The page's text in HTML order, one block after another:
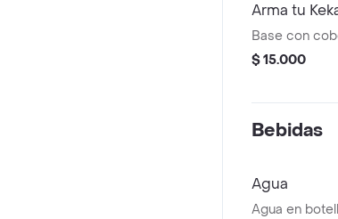
Arma tu
Base con
$ 15.000
Bebidas
Agua
Agua en